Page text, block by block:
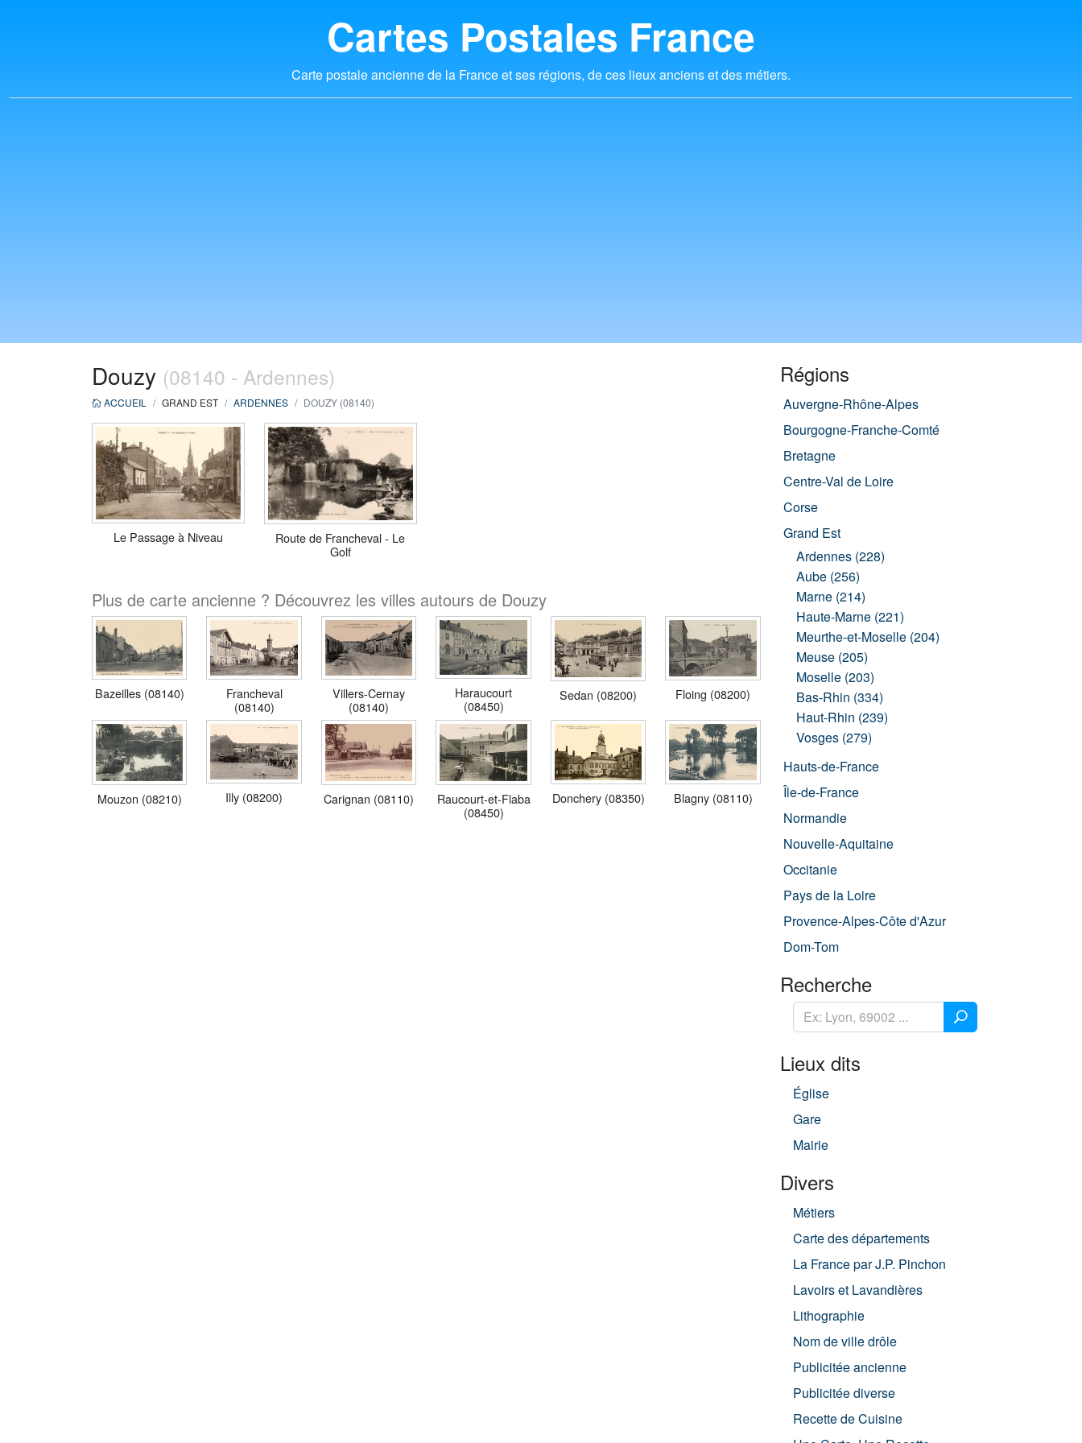
Cartes Postales France
Carte postale ancienne de la France et ses régions, de ces lieux anciens et des métiers.
Douzy (08140 - Ardennes)
ACCUEIL GRAND EST ARDENNES DOUZY (08140)
Le Passage à Niveau
Route de Francheval - Le
Golf
Plus de carte ancienne ? Découvrez les villes autours de Douzy
Bazeilles (08140)
Francheval
(08140)
Villers-Cernay
(08140)
Haraucourt
(08450)
Sedan (08200) Floing (08200)
Mouzon (08210) Illy (08200) Carignan (08110)
Raucourt-et-Flaba
(08450)
Donchery (08350) Blagny (08110)
Régions
Auvergne-Rhône-Alpes
Bourgogne-Franche-Comté
Bretagne
Centre-Val de Loire
Corse
Grand Est
Ardennes (228)
Aube (256)
Marne (214)
Haute-Marne (221)
Meurthe-et-Moselle (204)
Meuse (205)
Moselle (203)
Bas-Rhin (334)
Haut-Rhin (239)
Vosges (279)
Hauts-de-France
Île-de-France
Normandie
Nouvelle-Aquitaine
Occitanie
Pays de la Loire
Provence-Alpes-Côte d'Azur
Dom-Tom
Recherche
Lieux dits
Église
Gare
Mairie
Divers
Métiers
Carte des départements
La France par J.P. Pinchon
Lavoirs et Lavandières
Lithographie
Nom de ville drôle
Publicitée ancienne
Publicitée diverse
Recette de Cuisine